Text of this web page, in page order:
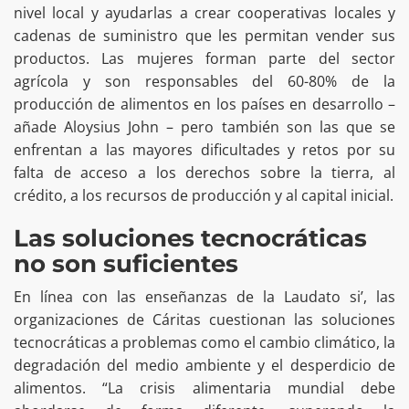
nivel local y ayudarlas a crear cooperativas locales y
cadenas de suministro que les permitan vender sus
productos. Las mujeres forman parte del sector
agrícola y son responsables del 60-80% de la
producción de alimentos en los países en desarrollo –
añade Aloysius John – pero también son las que se
enfrentan a las mayores dificultades y retos por su
falta de acceso a los derechos sobre la tierra, al
crédito, a los recursos de producción y al capital inicial.
Las soluciones tecnocráticas
no son suficientes
En línea con las enseñanzas de la Laudato si’, las
organizaciones de Cáritas cuestionan las soluciones
tecnocráticas a problemas como el cambio climático, la
degradación del medio ambiente y el desperdicio de
alimentos. “La crisis alimentaria mundial debe